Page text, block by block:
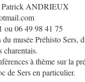
Patrick ANDRIEUX
ou 06 49 98 41 75
musée Préhisto Sers,
charentais.
à thème sur la
de Sers en particulier.